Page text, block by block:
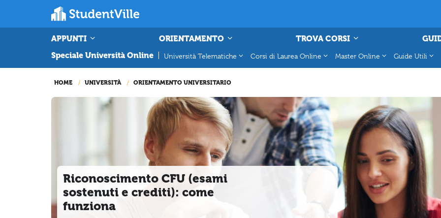
APPUNTI ORIENTAMENTO TROVA CORSI
Speciale Università Online
Università Telematiche Corsi di Laurea Online Master Online Guide Utili
HOME UNIVERSITÀ ORIENTAMENTO UNIVERSITARIO
Riconoscimento CFU (esami
sostenuti e crediti): come
funziona